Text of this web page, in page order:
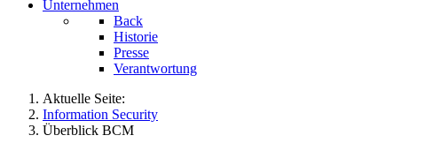
Unternehmen
Back
Historie
Presse
Verantwortung
Aktuelle Seite:
Information Security
Überblick BCM